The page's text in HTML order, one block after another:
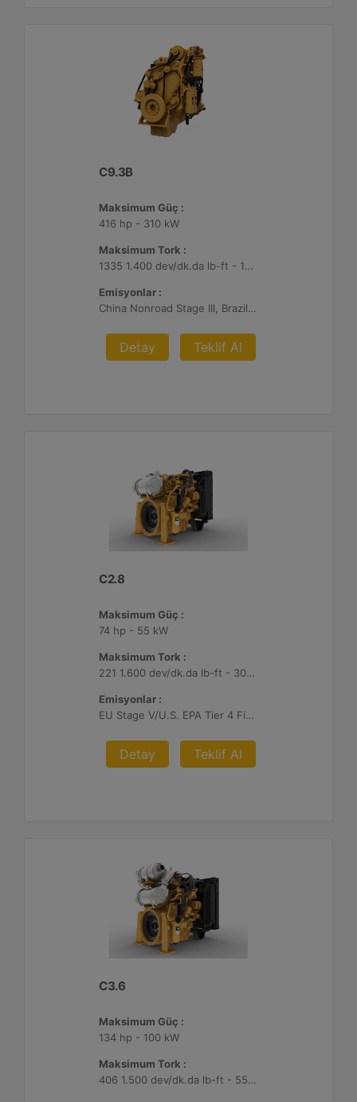
C9.3B
Maksimum Güç :
416 hp - 310 kW
Maksimum Tork :
1335 1.400 dev/dk.da lb-ft - 1810 1.400 dev/dk.da Nm
Emisyonlar :
China Nonroad Stage III, Brazil MAR-1, UN ECE R96 Stage IIIA
Detay Teklif Al
C2.8
Maksimum Güç :
74 hp - 55 kW
Maksimum Tork :
221 1.600 dev/dk.da lb-ft - 300 1.600 dev/dk.da Nm
Emisyonlar :
EU Stage V/U.S. EPA Tier 4 Final/ Japan 2014 (Tier 4 Final)
Detay Teklif Al
C3.6
Maksimum Güç :
134 hp - 100 kW
Maksimum Tork :
406 1.500 dev/dk.da lb-ft - 550 1.500 dev/dk.da Nm